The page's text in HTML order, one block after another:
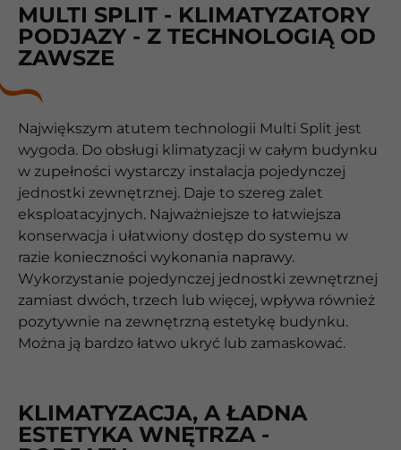
MULTI SPLIT - KLIMATYZATORY
PODJAZY - Z TECHNOLOGIĄ OD
ZAWSZE
Największym atutem technologii Multi Split jest
wygoda. Do obsługi klimatyzacji w całym budynku
w zupełności wystarczy instalacja pojedynczej
jednostki zewnętrznej. Daje to szereg zalet
eksploatacyjnych. Najważniejsze to łatwiejsza
konserwacja i ułatwiony dostęp do systemu w
razie konieczności wykonania naprawy.
Wykorzystanie pojedynczej jednostki zewnętrznej
zamiast dwóch, trzech lub więcej, wpływa również
pozytywnie na zewnętrzną estetykę budynku.
Można ją bardzo łatwo ukryć lub zamaskować.
KLIMATYZACJA, A ŁADNA
ESTETYKA WNĘTRZA -